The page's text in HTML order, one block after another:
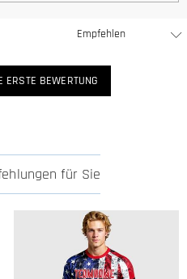
ERSTE BEWERTUNG
für Sie